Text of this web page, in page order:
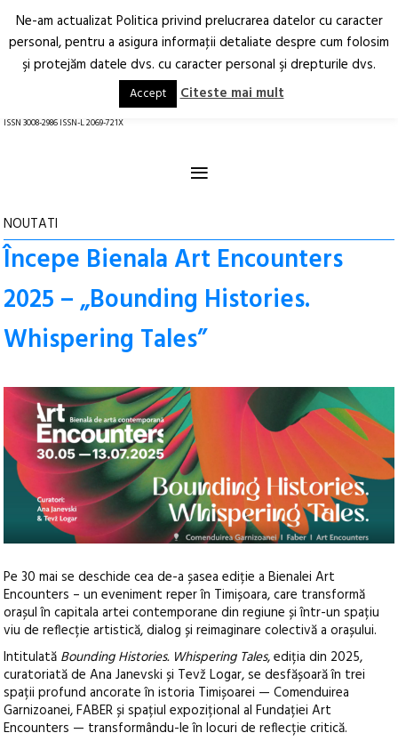
Arhitectură.
Oraș.
RO EN
ISSN 3008-2986 ISSN-L 2069-721X
≡
NOUTATI
Începe Bienala Art Encounters
2025 – „Bounding Histories.
Whispering Tales”
Pe 30 mai se deschide cea de-a șasea ediție a Bienalei Art
Encounters – un eveniment reper în Timișoara, care transformă
orașul în capitala artei contemporane din regiune și într-un spațiu
viu de reflecție artistică, dialog și reimaginare colectivă a orașului.
Intitulată Bounding Histories. Whispering Tales, ediția din 2025,
curatoriată de Ana Janevski și Tevž Logar, se desfășoară în trei
spații profund ancorate în istoria Timișoarei — Comenduirea
Garnizoanei, FABER și spațiul expozițional al Fundației Art
Encounters — transformându-le în locuri de reflecție critică.
Ne-am actualizat Politica privind prelucrarea datelor cu caracter
personal, pentru a asigura informaţii detaliate despre cum folosim
şi protejăm datele dvs. cu caracter personal şi drepturile dvs.
Accept Citeste mai mult